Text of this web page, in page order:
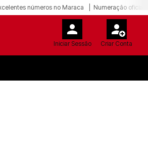
números no Maraca Numeração oficial
Iniciar Sessão Criar Conta